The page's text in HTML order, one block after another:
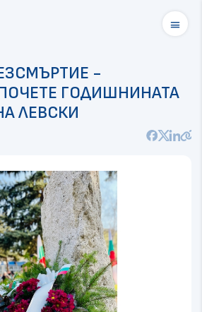
menu
-
ГОДИШНИНАТА
ЛЕВСКИ